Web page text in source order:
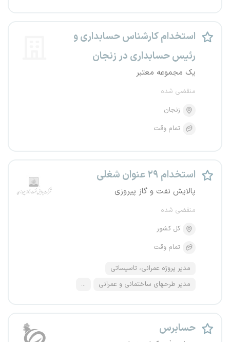
استخدام کارشناس حسابداری و
رئیس حسابداری در زنجان
یک مجموعه معتبر
منقضی شده
زنجان
تمام وقت
استخدام ۲۹ عنوان شغلی
پالایش نفت و گاز پیروزی
منقضی شده
کل کشور
تمام وقت
مدیر پروژه عمرانی، تاسیساتی
مدیر طرحهای ساختمانی و عمرانی
...
حسابرس